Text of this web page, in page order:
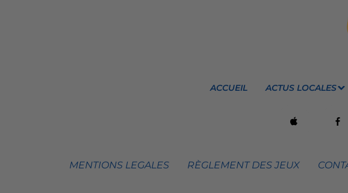
ACCUEIL ACTUS LOCALES
MENTIONS LEGALES RÈGLEMENT DES JEUX